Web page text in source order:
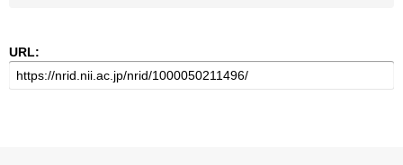
URL: